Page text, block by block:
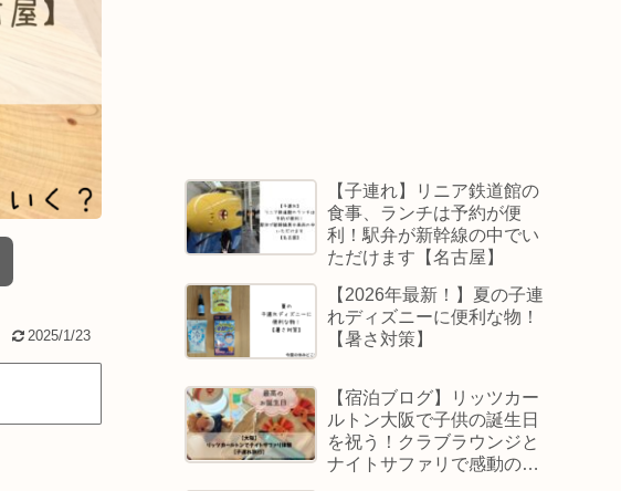
2025/1/23
【子連れ】リニア鉄道館の
食事、ランチは予約が便
利！駅弁が新幹線の中でい
ただけます【名古屋】
【2026年最新！】夏の子連
れディズニーに便利な物！
【暑さ対策】
【宿泊ブログ】リッツカー
ルトン大阪で子供の誕生日
を祝う！クラブラウンジと
ナイトサファリで感動の1